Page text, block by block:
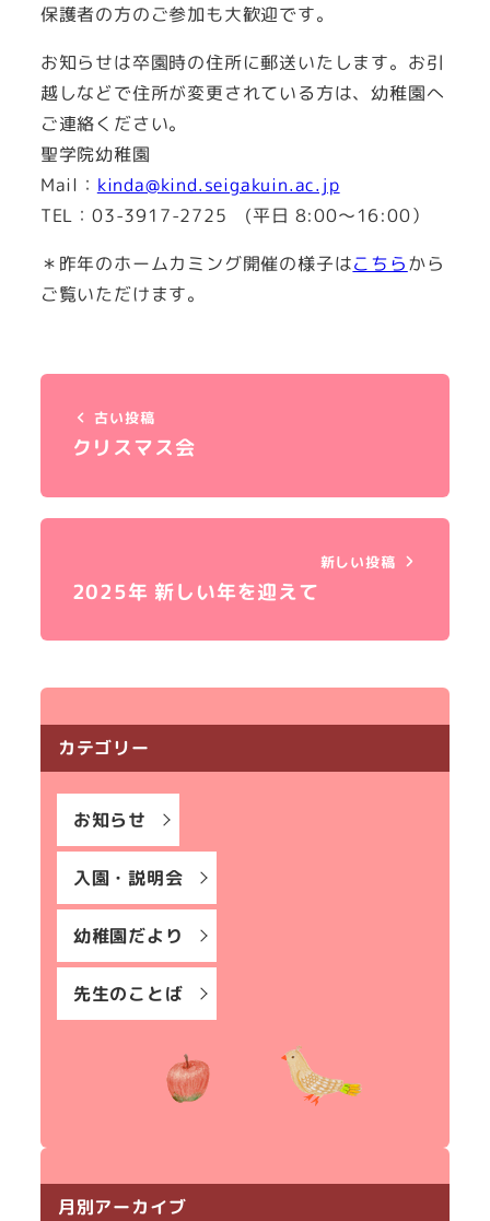
保護者の方のご参加も大歓迎です。
お知らせは卒園時の住所に郵送いたします。お引
越しなどで住所が変更されている方は、幼稚園へ
ご連絡ください。
聖学院幼稚園
Mail： kinda@kind.seigakuin.ac.jp
TEL：03-3917-2725 (平日 8:00～16:00）
＊昨年のホームカミング開催の様子はこちらから
ご覧いただけます。
古い投稿
クリスマス会
新しい投稿
2025年 新しい年を迎えて
カテゴリー
お知らせ
入園・説明会
幼稚園だより
先生のことば
月別アーカイブ